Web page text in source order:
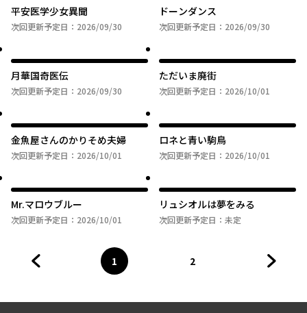
平安医学少女異聞
次回更新予定日： 2026/09/30
ドーンダンス
次回更新予定日： 2026/09/30
月華国奇医伝
次回更新予定日： 2026/09/30
ただいま廃街
次回更新予定日： 2026/10/01
金魚屋さんのかりそめ夫婦
次回更新予定日： 2026/10/01
ロネと青い駒鳥
次回更新予定日： 2026/10/01
Mr.マロウブルー
次回更新予定日： 2026/10/01
リュシオルは夢をみる
次回更新予定日： 未定
ページ
1
へ
2